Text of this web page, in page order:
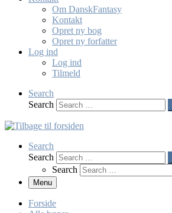
Om DanskFantasy
Kontakt
Opret ny bog
Opret ny forfatter
Log ind
Log ind
Tilmeld
Search
Search
Search
Search
Search
Menu
Forside